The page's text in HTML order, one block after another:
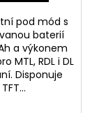
pod mód s
baterií
a výkonem
MTL, RDL i DL
Disponuje
TFT...